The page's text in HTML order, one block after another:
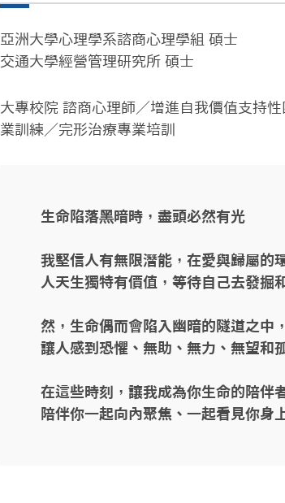
亞洲大學心理學系諮商心理學組 碩士
交通大學經營管理研究所 碩士
大專校院 諮商心理師／增進自我價值支持
業訓練／完形治療專業培訓
生命陷落黑暗時，盡頭必然有光
我堅信人有無限潛能，在愛與歸屬的
人天生獨特有價值，等待自己去發掘
然，生命偶而會陷入幽暗的隧道之中
讓人感到恐懼、無助、無力、無望和
在這些時刻，讓我成為你生命的陪伴
陪伴你一起向內聚焦、一起看見你身